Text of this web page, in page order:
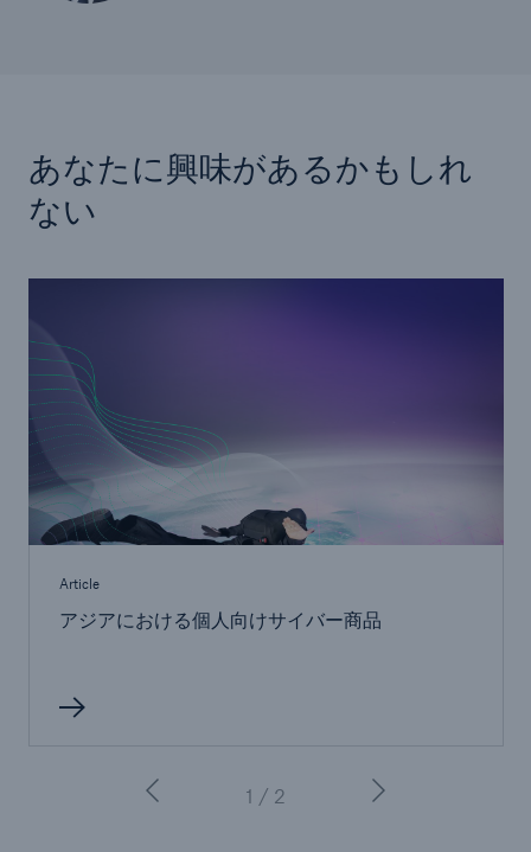
あなたに興味があるかもしれ
ない
Article
アジアにおける個人向けサイバー商品
1 / 2